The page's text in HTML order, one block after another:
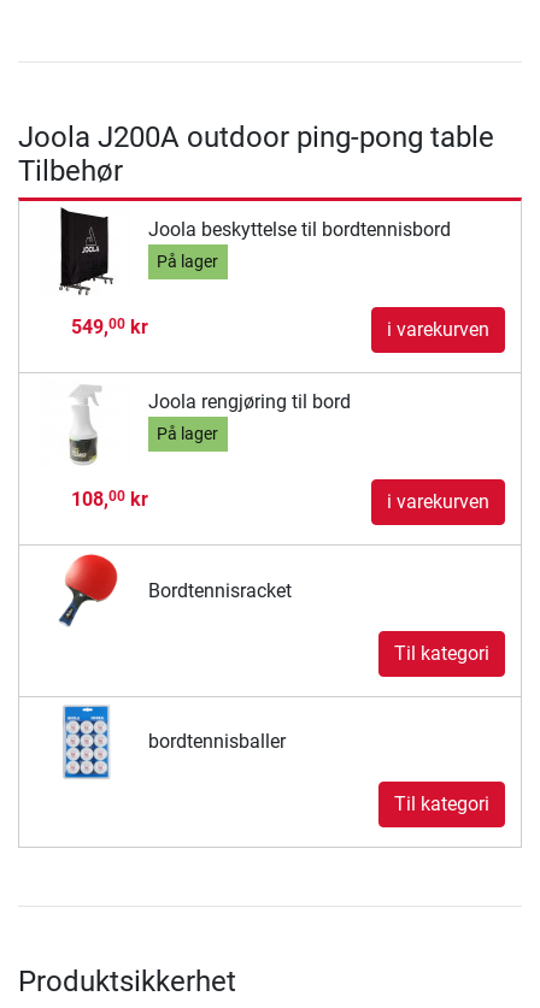
Joola J200A outdoor ping-pong table
Tilbehør
Joola beskyttelse til bordtennisbord
På lager
549,00kr i varekurven
Joola rengjøring til bord
På lager
108,00kr i varekurven
Bordtennisracket
Til kategori
bordtennisballer
Til kategori
Produktsikkerhet